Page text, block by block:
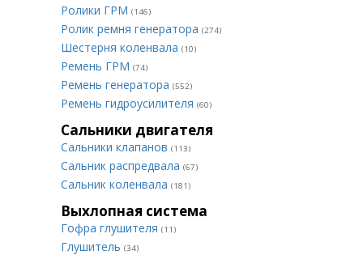
Ролики ГРМ (146)
Ролик ремня генератора (274)
Шестерня коленвала (10)
Ремень ГРМ (74)
Ремень генератора (552)
Ремень гидроусилителя (60)
Сальники двигателя
Сальники клапанов (113)
Сальник распредвала (67)
Сальник коленвала (181)
Выхлопная система
Гофра глушителя (11)
Глушитель (34)